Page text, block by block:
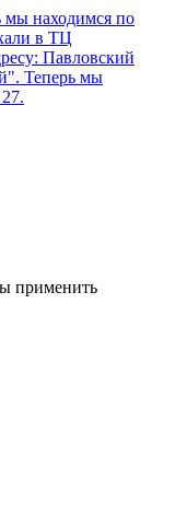
находимся по
в ТЦ
Павловский
Теперь мы
применить